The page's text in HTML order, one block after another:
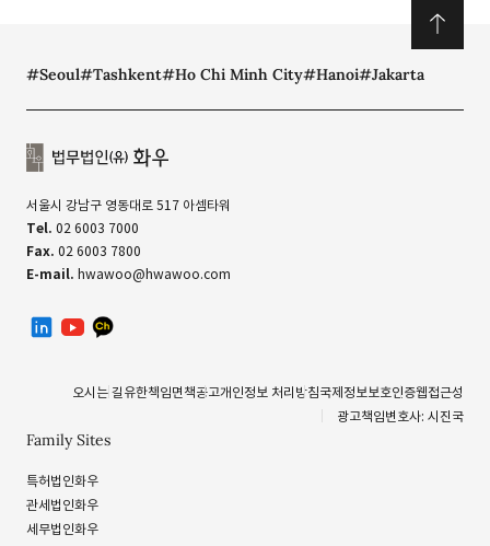
#Seoul#Tashkent#Ho Chi Minh City#Hanoi#Jakarta
서울시 강남구 영동대로 517 아셈타워
Tel. 02 6003 7000
Fax. 02 6003 7800
E-mail. hwawoo@hwawoo.com
Family Sites
특허법인화우
관세법인화우
세무법인화우
오시는 길 유한책임면책공고개인정보 처리방침국제정보보호인증웹접근성
광고책임변호사: 시진국